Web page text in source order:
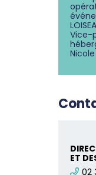
Vice-
Nicole
ET
02